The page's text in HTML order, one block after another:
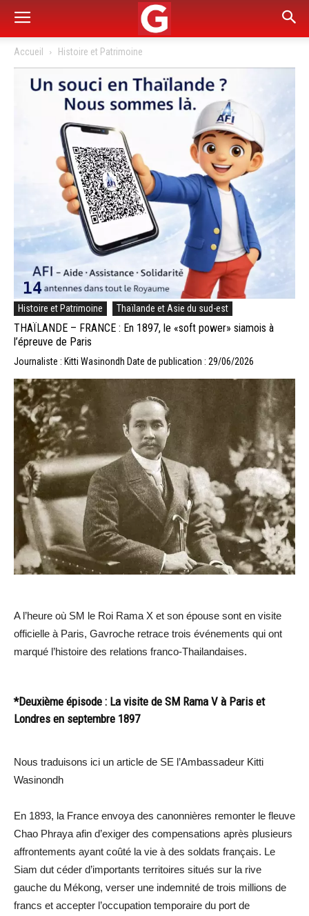
Accueil Histoire et Patrimoine
Histoire et Patrimoine Thaïlande et Asie du sud-est
THAÏLANDE – FRANCE : En 1897, le «soft power» siamois à
l’épreuve de Paris
Journaliste : Kitti Wasinondh Date de publication : 29/06/2026
A l’heure où SM le Roi Rama X et son épouse sont en visite
officielle à Paris, Gavroche retrace trois événements qui ont
marqué l’histoire des relations franco-Thailandaises.
*Deuxième épisode : La visite de SM Rama V à Paris et
Londres en septembre 1897
Nous traduisons ici un article de SE l’Ambassadeur Kitti
Wasinondh
En 1893, la France envoya des canonnières remonter le fleuve
Chao Phraya afin d’exiger des compensations après plusieurs
affrontements ayant coûté la vie à des soldats français. Le
Siam dut céder d’importants territoires situés sur la rive
gauche du Mékong, verser une indemnité de trois millions de
francs et accepter l’occupation temporaire du port de